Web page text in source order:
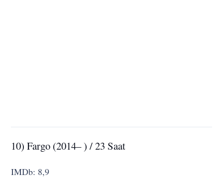
10) Fargo (2014– ) / 23 Saat
IMDb: 8,9